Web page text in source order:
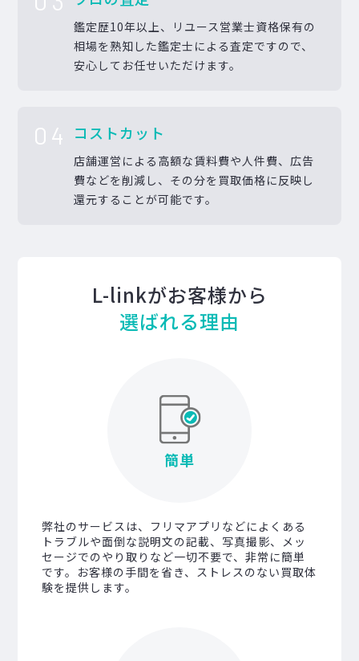
鑑定歴10年以上、リユース営業士資格保有の
相場を熟知した鑑定士による査定ですので、
安心してお任せいただけます。
04 コストカット
店舗運営による高額な賃料費や人件費、広告
費などを削減し、その分を買取価格に反映し
還元することが可能です。
L-linkがお客様から
選ばれる理由
簡単
弊社のサービスは、フリマアプリなどによくある
トラブルや面倒な説明文の記載、写真撮影、メッ
セージでのやり取りなど一切不要で、非常に簡単
です。お客様の手間を省き、ストレスのない買取体
験を提供します。